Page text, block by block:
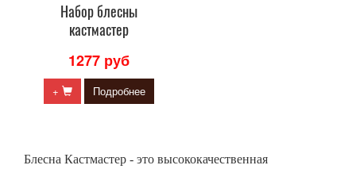
Набор блесны
кастмастер
1277 руб
+ Подробнее
Блесна Кастмастер - это высококачественная